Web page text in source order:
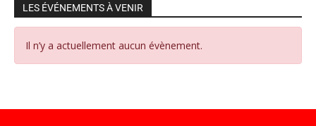
LES ÉVÉNEMENTS À VENIR
Il n’y a actuellement aucun évènement.